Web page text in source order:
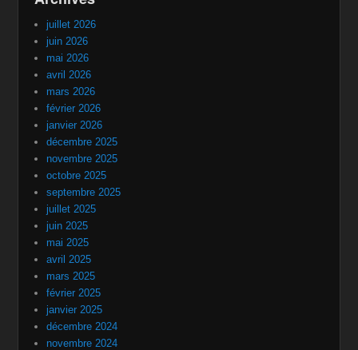
juillet 2026
juin 2026
mai 2026
avril 2026
mars 2026
février 2026
janvier 2026
décembre 2025
novembre 2025
octobre 2025
septembre 2025
juillet 2025
juin 2025
mai 2025
avril 2025
mars 2025
février 2025
janvier 2025
décembre 2024
novembre 2024